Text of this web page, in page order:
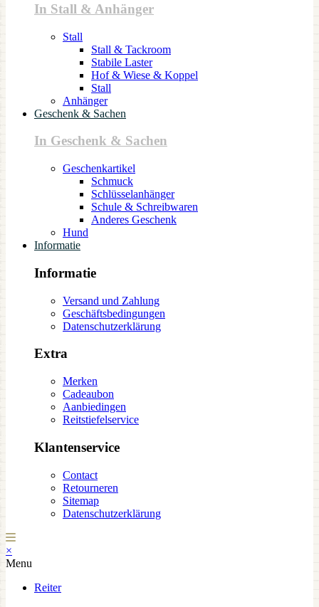
In Stall & Anhänger
Stall
Stall & Tackroom
Stabile Laster
Hof & Wiese & Koppel
Stall
Anhänger
Geschenk & Sachen
In Geschenk & Sachen
Geschenkartikel
Schmuck
Schlüsselanhänger
Schule & Schreibwaren
Anderes Geschenk
Hund
Informatie
Informatie
Versand und Zahlung
Geschäftsbedingungen
Datenschutzerklärung
Extra
Merken
Cadeaubon
Aanbiedingen
Reitstiefelservice
Klantenservice
Contact
Retourneren
Sitemap
Datenschutzerklärung
×
Menu
Reiter